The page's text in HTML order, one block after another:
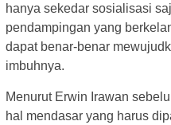
hanya sekedar sosialisasi
pendampingan yang
dapat benar-benar
imbuhnya.
Menurut Erwin Irawan
hal mendasar yang harus